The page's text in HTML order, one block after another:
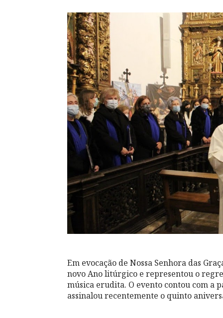
Em evocação de Nossa Senhora das
novo Ano litúrgico e representou o
música erudita. O evento contou com a
assinalou recentemente o quinto